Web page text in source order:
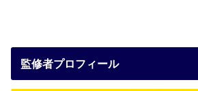
監修者プロフィール